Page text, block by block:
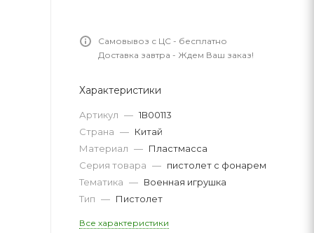
Самовывоз с ЦС - бесплатно
Доставка завтра - Ждем Ваш заказ!
Характеристики
Артикул — 1В00113
Страна — Китай
Материал — Пластмасса
Серия товара — пистолет с фонарем
Тематика — Военная игрушка
Тип — Пистолет
Все характеристики